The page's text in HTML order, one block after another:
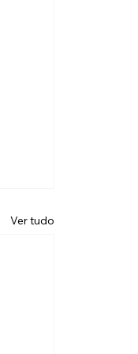
Ver tudo